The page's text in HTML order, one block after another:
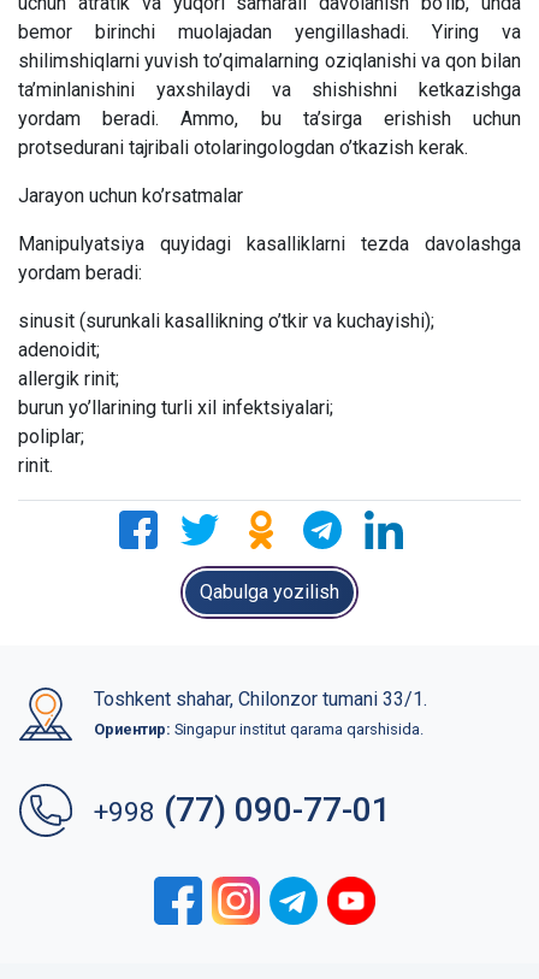
bemor birinchi muolajadan yengillashadi. Yiring va
shilimshiqlarni yuvish to’qimalarning oziqlanishi va qon bilan
ta’minlanishini yaxshilaydi va shishishni ketkazishga
yordam beradi. Ammo, bu ta’sirga erishish uchun
protsedurani tajribali otolaringologdan o’tkazish kerak.
Jarayon uchun ko’rsatmalar
Manipulyatsiya quyidagi kasalliklarni tezda davolashga
yordam beradi:
sinusit (surunkali kasallikning o’tkir va kuchayishi);
adenoidit;
allergik rinit;
burun yo’llarining turli xil infektsiyalari;
poliplar;
rinit.
Qabulga yozilish
Toshkent shahar, Chilonzor tumani 33/1.
Ориентир: Singapur institut qarama qarshisida.
+998 (77) 090-77-01